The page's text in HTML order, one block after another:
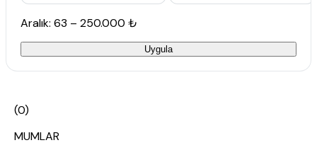
Aralık: 63 – 250.000 ₺
Uygula
(0)
MUMLAR